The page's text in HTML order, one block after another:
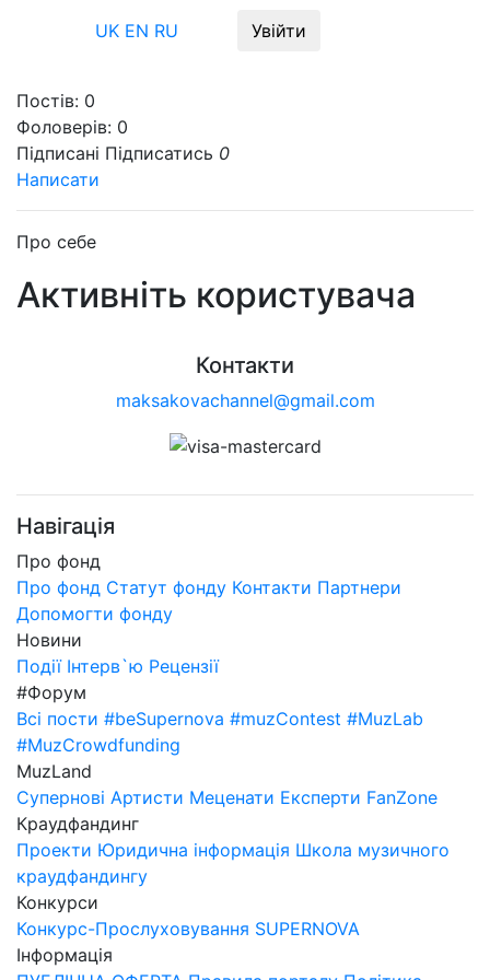
UK EN RU Увійти
Постів: 0
Фоловерів: 0
Підписані Підписатись 0
Написати
Про себе
Активніть користувача
Контакти
maksakovachannel@gmail.com
Навігація
Про фонд
Про фонд Статут фонду Контакти Партнери
Допомогти фонду
Новини
Події Інтерв`ю Рецензії
#Форум
Всі пости #beSupernova #muzContest #MuzLab
#MuzCrowdfunding
MuzLand
Супернові Артисти Меценати Експерти FanZone
Краудфандинг
Проекти Юридична інформація Школа музичного
краудфандингу
Конкурси
Конкурс-Прослуховування SUPERNOVA
Інформація